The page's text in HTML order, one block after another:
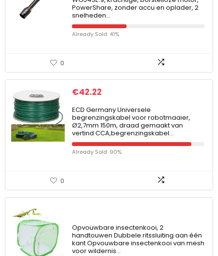
PowerShare, zonder accu en oplader, 2
snelheden…
Already Sold: 41%
0
€42.22
ECD Germany Universele
begrenzingskabel voor robotmaaier,
Ø2,7mm 150m, draad gemaakt van
vertind CCA,begrenzingskabel…
Already Sold: 90%
0
Opvouwbare insectenkooi, 2
handtouwen Dubbele ritssluiting aan één
kant Opvouwbare insectenkooi van mesh
voor wildernis…